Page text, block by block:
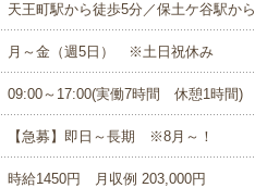
天王町駅から徒歩5分／保土ケ谷駅か
月～金（週5日） ※土日祝休み
09:00～17:00(実働7時間 休憩1時間)
【急募】即日～長期 ※8月～！
時給1450円 月収例 203,000円